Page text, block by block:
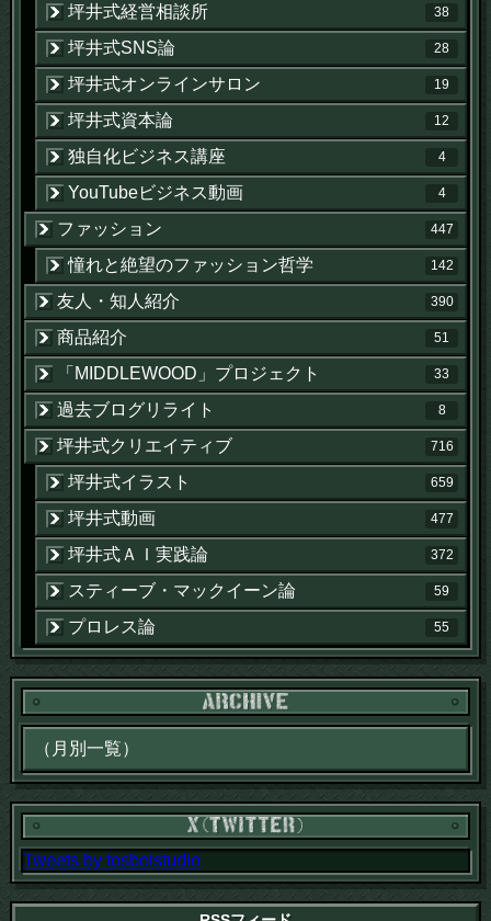
坪井式経営相談所 38
坪井式SNS論 28
坪井式オンラインサロン 19
坪井式資本論 12
独自化ビジネス講座 4
YouTubeビジネス動画 4
ファッション 447
憧れと絶望のファッション哲学 142
友人・知人紹介 390
商品紹介 51
「MIDDLEWOOD」プロジェクト 33
過去ブログリライト 8
坪井式クリエイティブ 716
坪井式イラスト 659
坪井式動画 477
坪井式ＡＩ実践論 372
スティーブ・マックイーン論 59
プロレス論 55
Tweets by tosboistudio